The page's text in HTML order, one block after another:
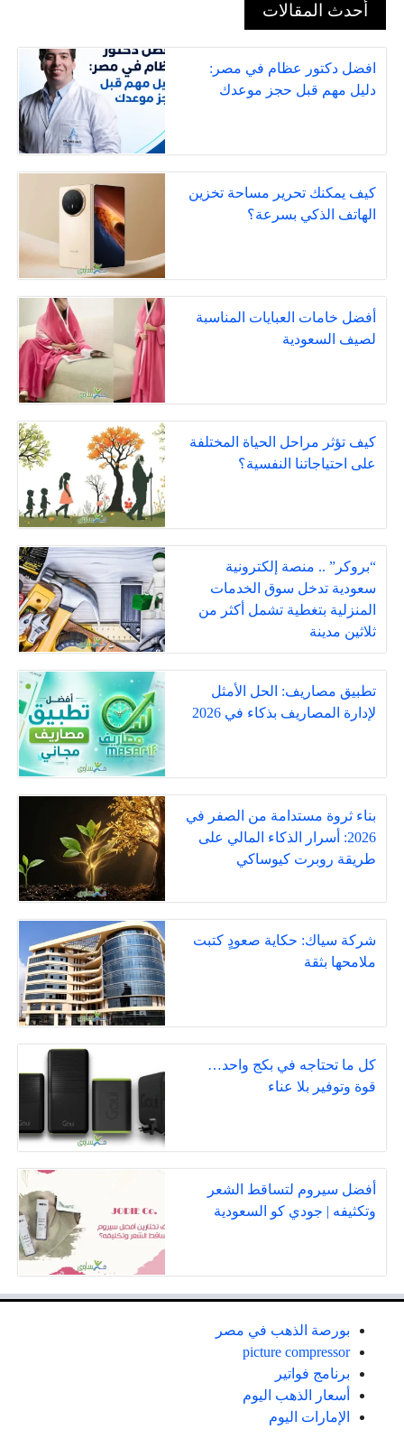
أحدث المقالات
افضل دكتور عظام في مصر:
دليل مهم قبل حجز موعدك
كيف يمكنك تحرير مساحة تخزين
الهاتف الذكي بسرعة؟
أفضل خامات العبايات المناسبة
لصيف السعودية
كيف تؤثر مراحل الحياة المختلفة
على احتياجاتنا النفسية؟
“بروكر” .. منصة إلكترونية
سعودية تدخل سوق الخدمات
المنزلية بتغطية تشمل أكثر من
ثلاثين مدينة
تطبيق مصاريف: الحل الأمثل
لإدارة المصاريف بذكاء في 2026
بناء ثروة مستدامة من الصفر في
2026: أسرار الذكاء المالي على
طريقة روبرت كيوساكي
شركة سياك: حكاية صعودٍ كتبت
ملامحها بثقة
كل ما تحتاجه في بكج واحد…
قوة وتوفير بلا عناء
أفضل سيروم لتساقط الشعر
وتكثيفه | جودي كو السعودية
بورصة الذهب في مصر
picture compressor
برنامج فواتير
أسعار الذهب اليوم
الإمارات اليوم